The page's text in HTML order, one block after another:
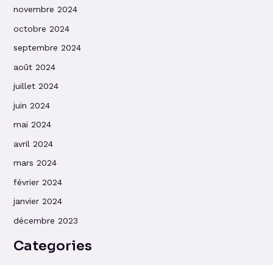
novembre 2024
octobre 2024
septembre 2024
août 2024
juillet 2024
juin 2024
mai 2024
avril 2024
mars 2024
février 2024
janvier 2024
décembre 2023
Categories